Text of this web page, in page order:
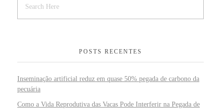
POSTS RECENTES
Inseminação artificial reduz em quase 50% pegada de carbono da
pecuária
Como a Vida Reprodutiva das Vacas Pode Interferir na Pegada de